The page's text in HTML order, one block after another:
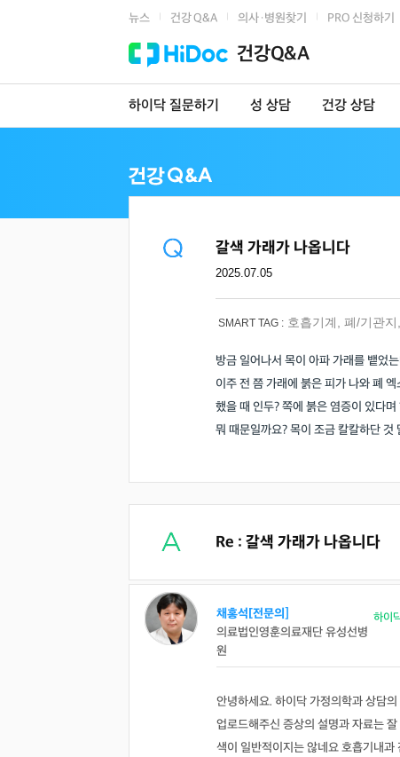
뉴스 건강 Q&A 의사·병원찾기 PRO 신청하기
건강Q&A
하이닥 질문하기 성 상담 건강 상담
갈색 가래가 나옵니다
2025.07.05
SMART TAG : 호흡기계 폐/기관지
방금 일어나서 목이 아파 가래를 뱉었
이주 전 쯤 가래에 붉은 피가 나와 폐
했을 때 인두? 쪽에 붉은 염증이 있다
뭐 때문일까요? 목이 조금 칼칼하단 것
Re : 갈색 가래가 나옵니다
채홍석[전문의]
의료법인영훈의료재단 유성선병
원
하이
안녕하세요. 하이닥 가정의학과 상담
업로드해주신 증상의 설명과 자료는
색이 일반적이지는 않네요 호흡기내과